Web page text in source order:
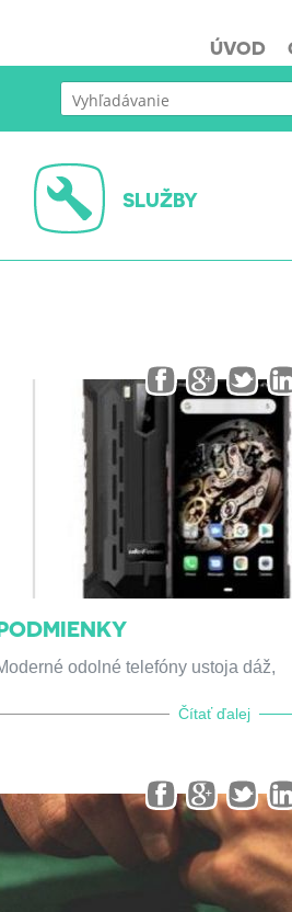
ÚVOD
SLUŽBY
odolné telefóny ustoja dáž,
Čítať ďalej